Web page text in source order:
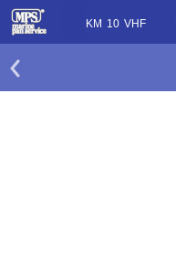
KM 10 VHF